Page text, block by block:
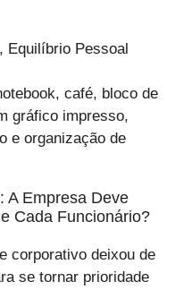
Equilíbrio Pessoal
A Empresa Deve
Cada Funcionário?
corporativo deixou de
se tornar prioridade